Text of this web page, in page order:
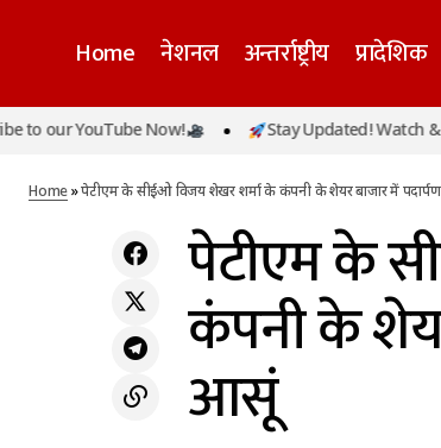
Home नेशनल अन्तर्राष्ट्रीय प्रादेशिक
विदेश मंत्री एस जयशंकर ने भारत-चीन संबंध पर की
बिजनेस
YouTube Now! Stay Updated! Watch &
Home»पेटीएम के सीईओ विजय शेखर शर्मा के कंपनी के शेयर बाजार में
पेटीएम के
कंपनी के
आसूं